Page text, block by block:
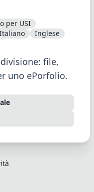
per USI
Italiano Inglese
file,
uno ePorfolio.